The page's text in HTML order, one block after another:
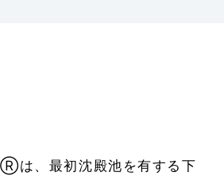
は、最初沈殿池を有する下